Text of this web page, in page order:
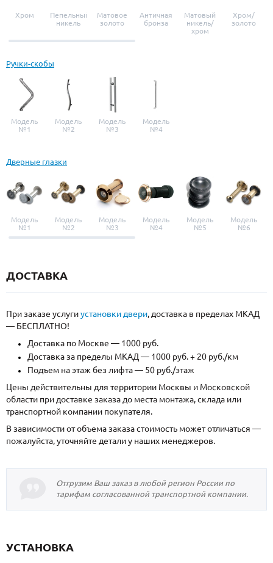
Хром
Пепельный
никель
Матовое
золото
Античная
бронза
Матовый
никель/
хром
Хром/
золото
Ручки-скобы
Модель
№1
Модель
№2
Модель
№3
Модель
№4
Дверные глазки
Модель
№1
Модель
№2
Модель
№3
Модель
№4
Модель
№5
Модель
№6
ДОСТАВКА
При заказе услугиустановки двери, доставка в пределах МКАД
— БЕСПЛАТНО!
Доставка по Москве — 1000 руб.
Доставка за пределы МКАД — 1000 руб. + 20 руб./км
Подъем на этаж без лифта — 50 руб./этаж
Цены действительны для территории Москвы и Московской
области при доставке заказа до места монтажа, склада или
транспортной компании покупателя.
В зависимости от объема заказа стоимость может отличаться —
пожалуйста, уточняйте детали у наших менеджеров.
Отгрузим Ваш заказ в любой регион России по
тарифам согласованной транспортной компании.
УСТАНОВКА